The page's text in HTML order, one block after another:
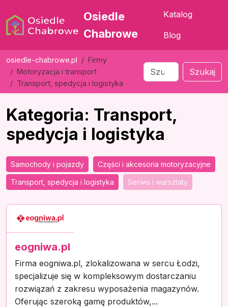
Osiedle
Chabrowe
Katalog
Blog
osiedle-chabrowe.pl
Firmy
Motoryzacja i transport
Transport, spedycja i logistyka
Szukaj
Kategoria: Transport,
spedycja i logistyka
Samochody i pojazdy Części i akcesoria motoryzacyjne
Transport, spedycja i logistyka Serwis i warsztaty
eogniwa.pl
Firma eogniwa.pl, zlokalizowana w sercu Łodzi,
specjalizuje się w kompleksowym dostarczaniu
rozwiązań z zakresu wyposażenia magazynów.
Oferując szeroką gamę produktów,...